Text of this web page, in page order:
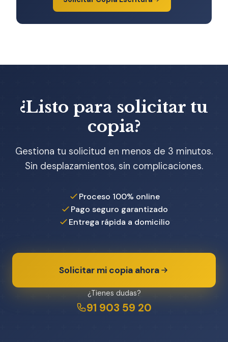
¿Listo para solicitar tu
copia?
Gestiona tu solicitud en menos de 3 minutos.
Sin desplazamientos, sin complicaciones.
Proceso 100% online
Pago seguro garantizado
Entrega rápida a domicilio
Solicitar mi copia ahora
¿Tienes dudas?
91 903 59 20